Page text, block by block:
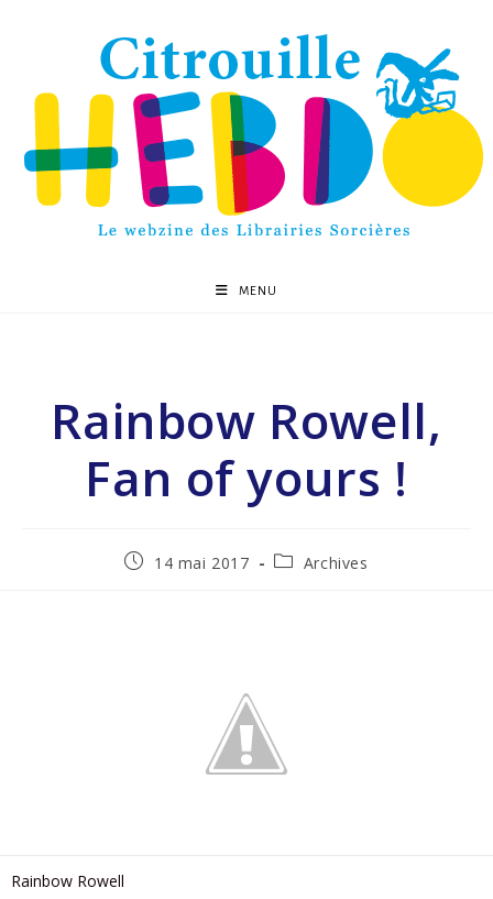
MENU
Rainbow Rowell,
Fan of yours !
14 mai 2017 Archives
Rainbow Rowell